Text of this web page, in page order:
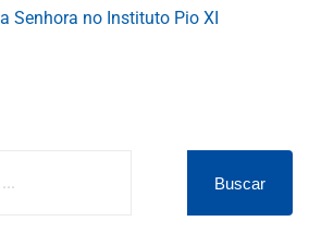
Senhora no Instituto Pio XI
Buscar